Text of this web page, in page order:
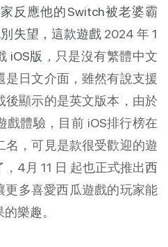
反應他的Switch被老婆霸
失望，這款遊戲 2024 年 1
iOS版 ，只是沒有繁體中文
是日文介面，雖然有說支援
後顯示的是英文版本，由於
戲體驗，目前 iOS排行榜在
名，可見是款很受歡迎的遊
4月 11 日 起也正式推出西
更多喜愛西瓜遊戲的玩家能
樂趣。